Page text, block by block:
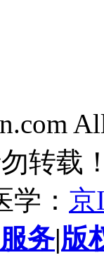
转载
： 京
务|版